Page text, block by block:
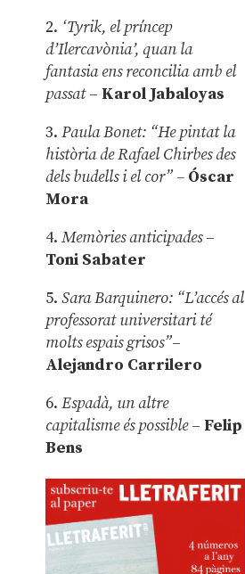
2. ‘Tyrik, el príncep
d’Ilercavònia’, quan la
fantasia ens reconcilia amb el
passat– Karol Jabaloyas
3.Paula Bonet: “He pintat la
història de Rafael Chirbes des
dels budells i el cor” – Óscar
Mora
4.Memòries anticipades–
Toni Sabater
5.Sara Barquinero: “L’accés al
professorat universitari té
molts espais grisos”–
Alejandro Carrilero
6.Espadà, un altre
capitalisme és possible – Felip
Bens